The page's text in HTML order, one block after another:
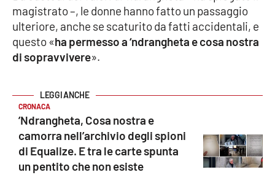
Leggendo Alvaro insieme
Imprese Di Calabria
Venti di comunicazione
STREAMING
magistrato –, le donne hanno fatto un passaggio
ulteriore, anche se scaturito da fatti accidentali, e
questo «ha permesso a ‘ndrangheta e cosa nostra
di sopravvivere».
CRONACA
’Ndrangheta, Cosa nostra e
camorra nell’archivio degli spioni
di Equalize. E tra le carte spunta
un pentito che non esiste